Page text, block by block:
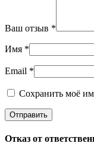
Ваш отзыв *
Имя *
Email *
Сохранить моё
Отказ от